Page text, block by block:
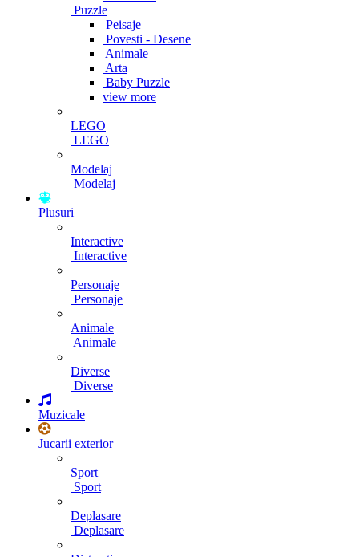
Puzzle
Peisaje
Povesti - Desene
Animale
Arta
Baby Puzzle
view more
LEGO
LEGO
Modelaj
Modelaj
Plusuri
Interactive
Interactive
Personaje
Personaje
Animale
Animale
Diverse
Diverse
Muzicale
Jucarii exterior
Sport
Sport
Deplasare
Deplasare